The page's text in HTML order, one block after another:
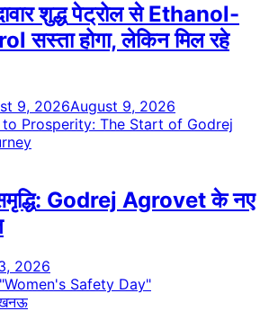
शुद्ध पेट्रोल से Ethanol-
सस्ता होगा, लेकिन मिल रहे
9, 2026August 9, 2026
Godrej Agrovet के नए
2026